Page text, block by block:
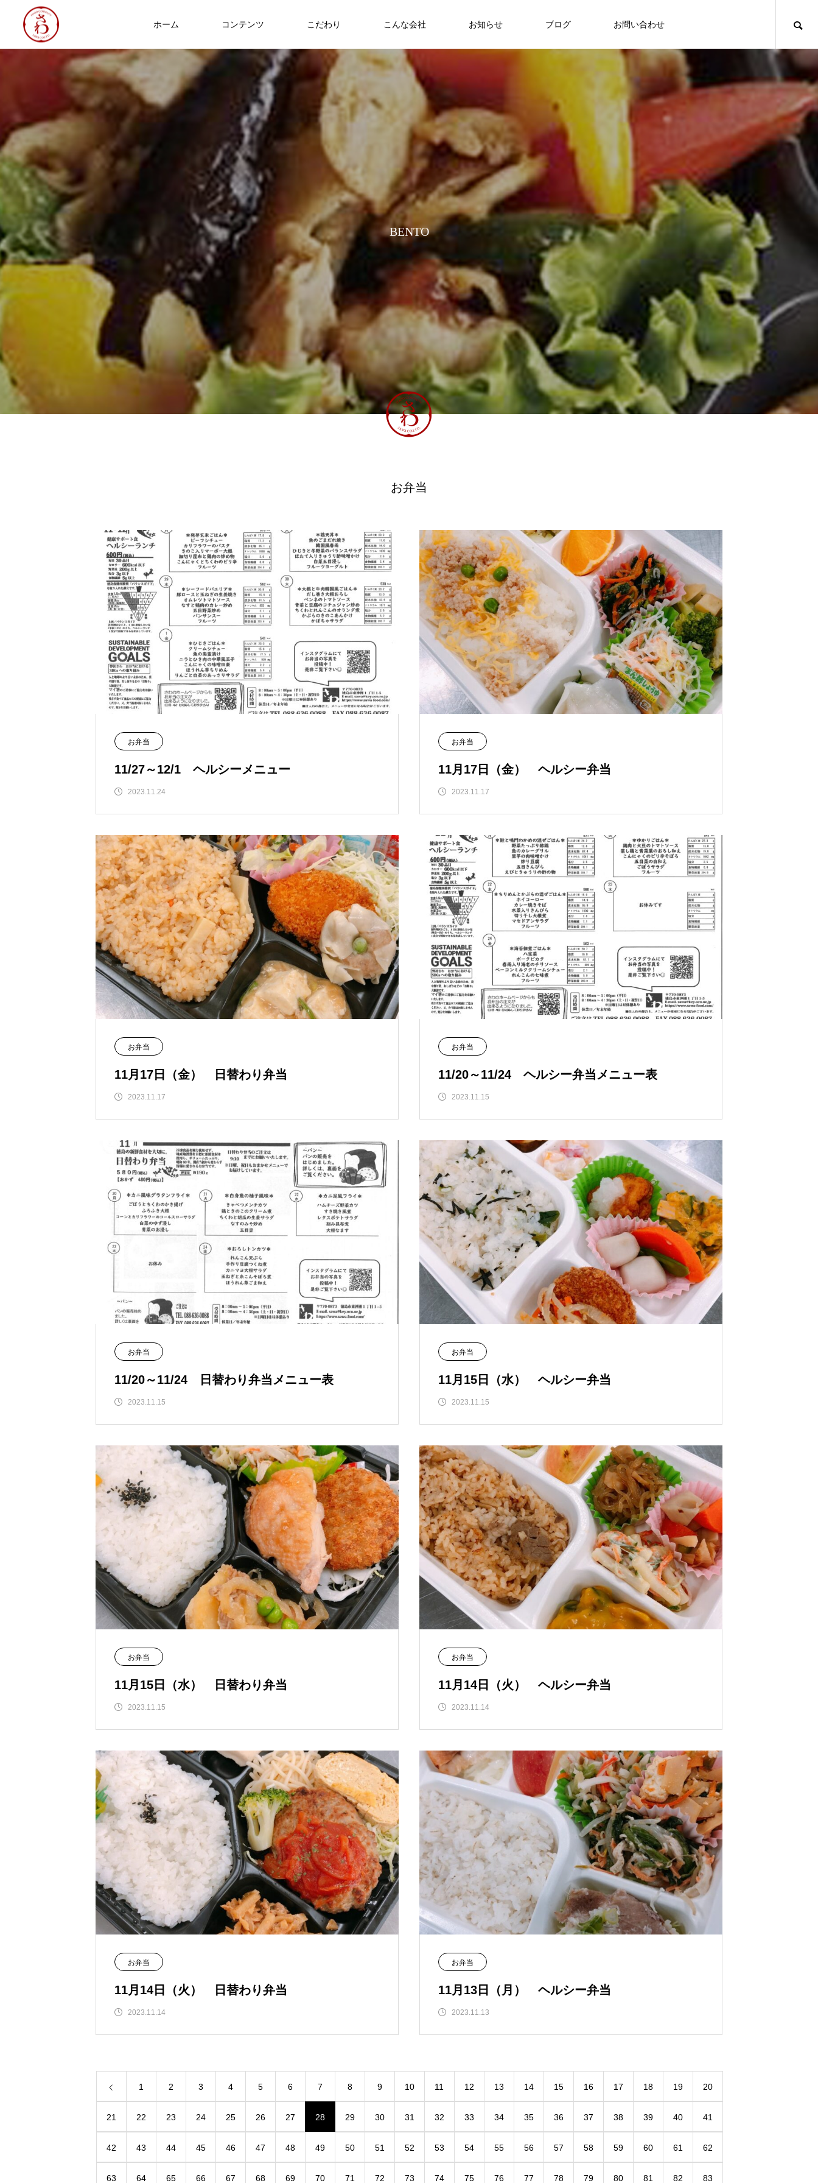
ホーム コンテンツ こだわり こんな会社 お知らせ ブログ お問い合わせ
って来ました。
食への知識
2025年 食品衛生優良施設 厚生労働大臣賞受
賞 表彰を賜りました。
Thoughts on
food
道の駅いたの 「いたの88サロン」
Thoughts on
5月5日に家賀で藍の定植に 行って来ました。
さわおせち2026
「いたの88サロン」毎月第２火曜日に
食への知識
6月22日（日）🇹🇭🇻🇳アジアンフェア
食への知識
外国人社員の親睦会
お弁当
NEW
8/17～21 日替わりメニュー
2026.08.07
NEW
8/17～21 ヘルシーメニュー
2026.08.07
8/3～7 ヘルシーメニュー
2026.07.31
BENTO
お弁当
お弁当
11/27～12/1 ヘルシーメニュー
2023.11.24
お弁当
11月17日（金） ヘルシー弁当
2023.11.17
お弁当
11月17日（金） 日替わり弁当
2023.11.17
お弁当
11/20～11/24 ヘルシー弁当メニュー表
2023.11.15
お弁当
11/20～11/24 日替わり弁当メニュー表
2023.11.15
お弁当
11月15日（水） ヘルシー弁当
2023.11.15
お弁当
11月15日（水） 日替わり弁当
2023.11.15
お弁当
11月14日（火） ヘルシー弁当
2023.11.14
お弁当
11月14日（火） 日替わり弁当
2023.11.14
お弁当
11月13日（月） ヘルシー弁当
2023.11.13
1 2 3 4 5 6 7 8 9 10 11 12 13 14 15 16 17 18 19 20
21 22 23 24 25 26 27 28 29 30 31 32 33 34 35 36 37 38 39 40 41
42 43 44 45 46 47 48 49 50 51 52 53 54 55 56 57 58 59 60 61 62
63 64 65 66 67 68 69 70 71 72 73 74 75 76 77 78 79 80 81 82 83